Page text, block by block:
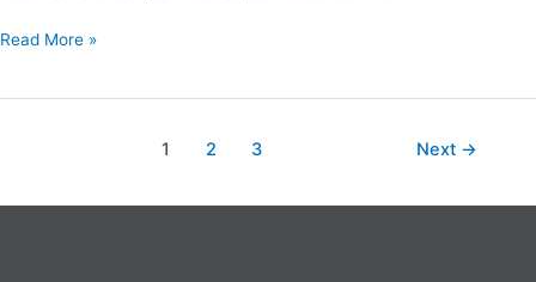
Read More »
1 2 3 Next →